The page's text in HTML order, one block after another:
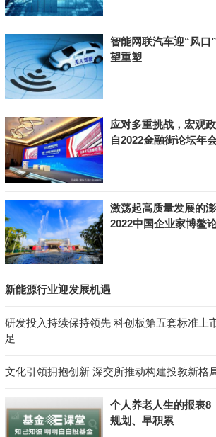
智能网联汽车迎“风口
望重塑
应对多重挑战，宏观
自2022金融街论坛年
激荡起高质量发展的
2022中国企业家博鳌
新能源行业迎发展机遇
研发投入持续保持领先 科创板第五套标准上
足
文化引领拥抱创新 深交所推动构建投教新格
个人养老人生的报表8
规划、早积累